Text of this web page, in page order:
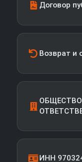
Договор
Возврат и
ИНН